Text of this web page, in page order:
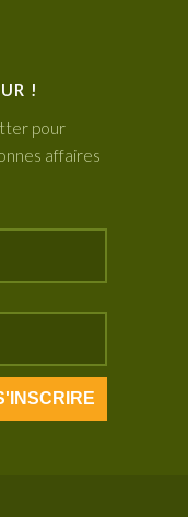
!
pour
affaires